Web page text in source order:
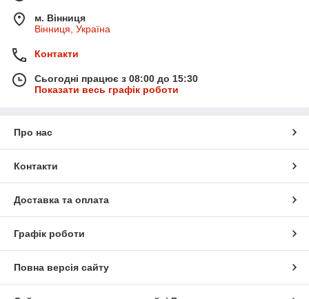
м. Вінниця
Вінниця, Україна
Контакти
Сьогодні працює з 08:00 до 15:30
Показати весь графік роботи
Про нас
Контакти
Доставка та оплата
Графік роботи
Повна версія сайту